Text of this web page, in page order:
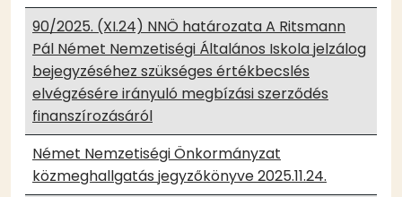
90/2025. (XI.24) NNÖ határozata A Ritsmann
Pál Német Nemzetiségi Általános Iskola jelzálog
bejegyzéséhez szükséges értékbecslés
elvégzésére irányuló megbízási szerződés
finanszírozásáról
Német Nemzetiségi Önkormányzat
közmeghallgatás jegyzőkönyve 2025.11.24.